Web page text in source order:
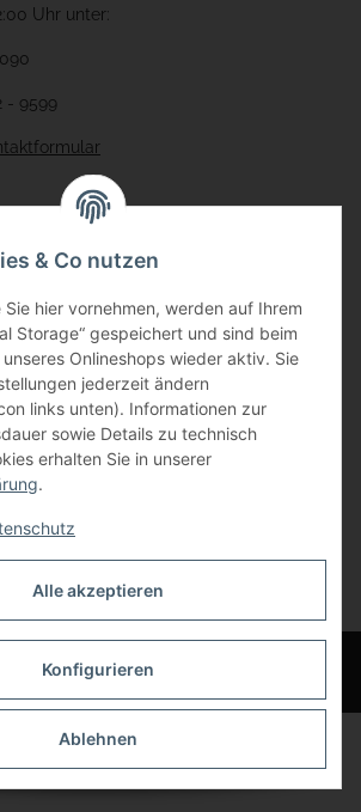
Uhr unter:
- 9599
USt., zzgl.Versand
GmbH - Technische Änderungen und Irrtümer
vorbehalten
& Co nutzen
Sie hier vornehmen, werden auf Ihrem
Storage“ gespeichert und sind beim
Onlineshops wieder aktiv. Sie
jederzeit ändern
links unten). Informationen zur
sowie Details zu technisch
erhalten Sie in unserer
.
Alle akzeptieren
Konfigurieren
Ablehnen